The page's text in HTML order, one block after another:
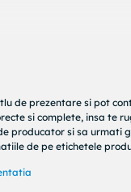
de sub scaun
: Jucarie din lemn 3 in
de prezentare si pot
si complete, insa te
producator si sa
de pe etichetele